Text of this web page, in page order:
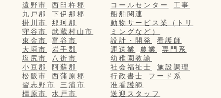
遠野市
西臼杵郡
九戸郡
下伊那郡
掛川市
那珂郡
守谷市
武蔵村山市
東金市
富谷市
大垣市
岩手郡
塩尻市
八街市
小豆郡
阿蘇郡
松阪市
西蒲原郡
習志野市
三浦市
橿原市
水戸市
コールセンター
工事
船舶関連
動物サービス業（トリ
ミングなど）
設計・開発
看護師
運送業
農業
専門系
幼稚園教諭
社会福祉士
施設調理
行政書士
フード系
准看護師
送迎スタッフ